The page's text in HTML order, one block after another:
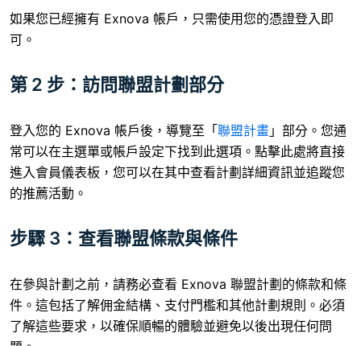
如果您已經擁有 Exnova 帳戶，只需使用您的憑證登入即
可。
第 2 步：訪問聯盟計劃部分
登入您的 Exnova 帳戶後，導覽至「聯盟計畫 」部分。您通
常可以在主選單或帳戶設定下找到此選項。點擊此處將直接
進入會員儀表板，您可以在其中查看計劃詳細資訊並追蹤您
的推薦活動。
步驟 3：查看聯盟條款與條件
在參與計劃之前，請務必查看 Exnova 聯盟計劃的條款和條
件。這包括了解佣金結構、支付門檻和其他計劃規則。必須
了解這些要求，以確保順暢的體驗並避免以後出現任何問